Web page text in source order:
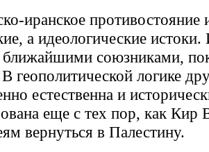
иранское противостояние
а идеологические
союзниками,
геополитической логике
естественна и
еще с тех пор, как Кир
вернуться в Палестину.